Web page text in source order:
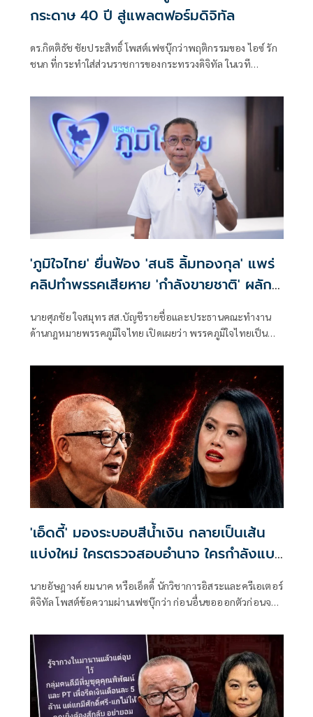
กระดาษ 40 ปี สู่แพลตฟอร์มดิจิทัล
ดร.กิตติธัช ชัยประสิทธิ์ โพสต์เฟซบุ๊กว่าพฤติกรรมของ ไอซ์ รัก
ชนก ที่กระทำใส่ส่วนราชการของกระทรวงดิจิทัล ในเวที
ตัวเองว่า "ดิฉันเข้าใจแล้วว่าทำไมท่านถึงได้เลื่อนตำแหน่ง"
'ภูมิใจไทย' ยื่นฟ้อง 'สนธิ ลิ้มทองกุล' แพร่
คลิปทำพรรคเสียหาย 'กำลังขายชาติ' ผลัก
นายศุภชัย ใจสมุทร สส.บัญชีรายชื่อและประธานคณะทำงาน
ด้านกฎหมายพรรคภูมิใจไทย เปิดเผยว่า พรรคภูมิใจไทยเป็น
อำนาจ ยื่นฟ้อง นายสนธิ ลิ้มทองกุล ต่อศาลอาญา คำฟ้องคดี
อาญา หมายเลขดำที่ อ.1639/2569 เนื่องด้วย เมื่อวันที่ 6
พฤษภาคม 2569 เวลากลางคืนหลังเที่ยงต่อเนื่องกัน วันเวลาใด
ไม่ปรากฏชัด ได้เผยแพร่คลิปบนเฟซบุ๊ก
'เอ็ดดี้' มองระบอบสีน้ำเงิน กลายเป็นเส้น
แบ่งใหม่ ใครตรวจสอบอำนาจ ใครกำลังแบก
นายอัษฎางค์ ยมนาค หรือเอ็ดดี้ นักวิชาการอิสระและครีเอเตอร์
ดิจิทัล โพสต์ข้อความผ่านเฟซบุ๊กว่า ก่อนอื่นขอออกตัวก่อนจะ
หนึ่งเท่านั้น